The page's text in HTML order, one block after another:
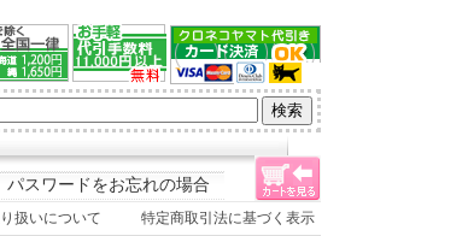
パスワードをお忘れの場合
扱いについて 特定商取引法に基づく表示